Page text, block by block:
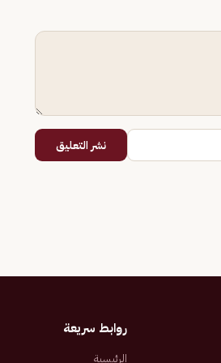
نشر التعليق
روابط سريعة
الرئيسية